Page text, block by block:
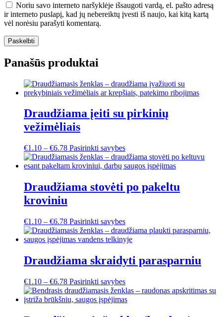
Noriu savo interneto naršyklėje išsaugoti vardą, el. pašto adresą
ir interneto puslapį, kad jų nebereiktų įvesti iš naujo, kai kitą kartą
vėl norėsiu parašyti komentarą.
Panašūs produktai
Draudžiama įeiti su pirkinių
vežimėliais
€1.10 – €6.78 Pasirinkti savybesThis
product
has
The
be
chosen
on
the
product
page
Draudžiama stovėti po pakeltu
kroviniu
€1.10 – €6.78 Pasirinkti savybesThis
product
has
variants.
The
may
be
chosen
Draudžiama skraidyti parasparniu
€1.10 – €6.78 Pasirinkti savybesThis
product
has